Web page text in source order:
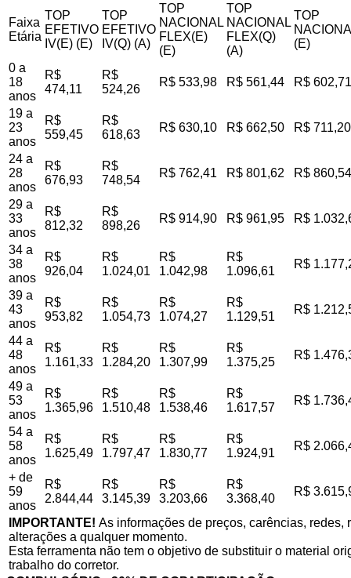
Faixa
Etária
TOP
EFETIVO
IV(E) (E)
TOP
EFETIVO
IV(Q) (A)
TOP
NACIONAL
FLEX(E)
(E)
TOP
NACIONAL
FLEX(Q)
(A)
TOP
(E)
0 a
18
anos
R$
474,11
R$
524,26
R$ 533,98 R$ 561,44 R$ 602,71
19 a
23
anos
R$
559,45
R$
618,63
R$ 630,10 R$ 662,50 R$ 711,20
24 a
28
anos
R$
676,93
R$
748,54
R$ 762,41 R$ 801,62 R$ 860,54
29 a
33
anos
R$
812,32
R$
898,26
R$ 914,90 R$ 961,95 R$
34 a
38
anos
R$
926,04
R$
1.024,01
R$
1.042,98
R$
1.096,61
R$
39 a
43
anos
R$
953,82
R$
1.054,73
R$
1.074,27
R$
1.129,51
R$
44 a
48
anos
R$
1.161,33
R$
1.284,20
R$
1.307,99
R$
1.375,25
R$
49 a
53
anos
R$
1.365,96
R$
1.510,48
R$
1.538,46
R$
1.617,57
R$
54 a
58
anos
R$
1.625,49
R$
1.797,47
R$
1.830,77
R$
1.924,91
R$
+ de
59
anos
R$
2.844,44
R$
3.145,39
R$
3.203,66
R$
3.368,40
R$
IMPORTANTE! As informações de preços, carências,
alterações a qualquer momento.
Esta ferramenta não tem o objetivo de substituir o material
trabalho do corretor.